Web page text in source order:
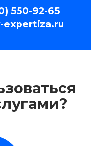
550-92-65
expertiza.ru